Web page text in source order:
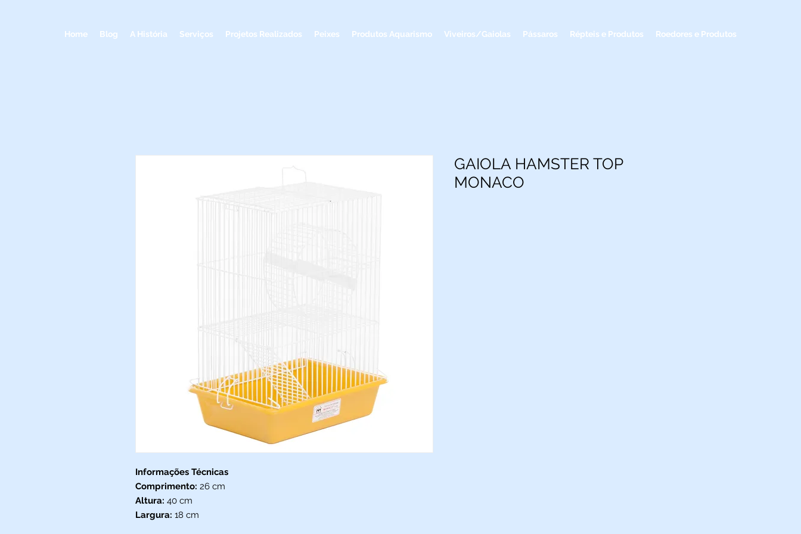
Home Blog A História Serviços Projetos Realizados Peixes Produtos Aquarismo Viveiros/Gaiolas Pássaros Répteis e Produtos Roedores e Produtos
Informações Técnicas
Comprimento: 26 cm
Altura: 40 cm
Largura: 18 cm
GAIOLA HAMSTER TOP
MONACO